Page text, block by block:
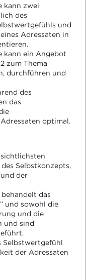
kann zwei
des
und
Adressaten in
kann ein Angebot
zum Thema
durchführen und
des
das
optimal.
Selbstkonzepts,
der
das
und sowohl die
und die
und sind
Selbstwertgefühl
der Adressaten